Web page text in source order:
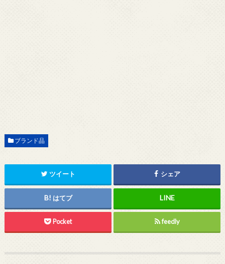
ブランド品
ツイート シェア
はてブ
Pocket feedly